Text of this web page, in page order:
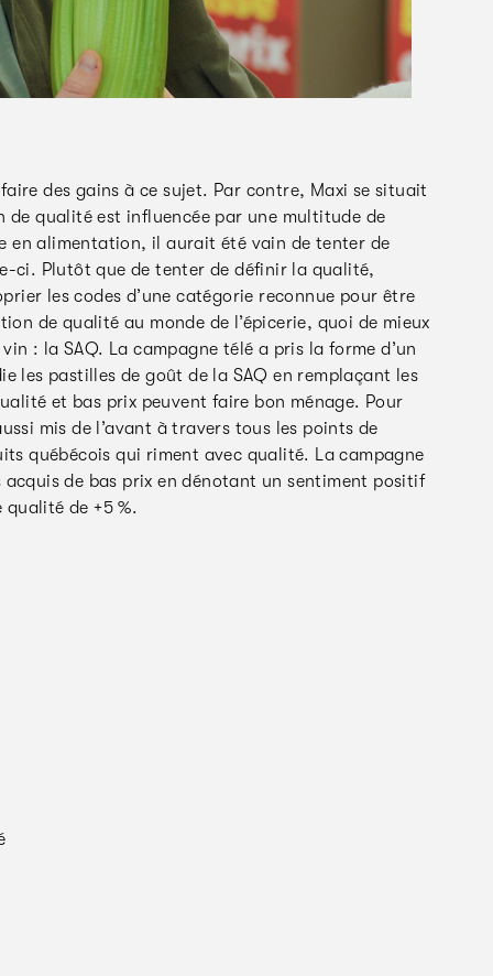
des gains à ce sujet. Par contre, Maxi se situait
qualité est influencée par une multitude de
en alimentation, il aurait été vain de tenter de
ci. Plutôt que de tenter de définir la qualité,
les codes d’une catégorie reconnue pour être
de qualité au monde de l’épicerie, quoi de mieux
: la SAQ. La campagne télé a pris la forme d’un
les pastilles de goût de la SAQ en remplaçant les
et bas prix peuvent faire bon ménage. Pour
mis de l’avant à travers tous les points de
québécois qui riment avec qualité. La campagne
de bas prix en dénotant un sentiment positif
de +5 %.